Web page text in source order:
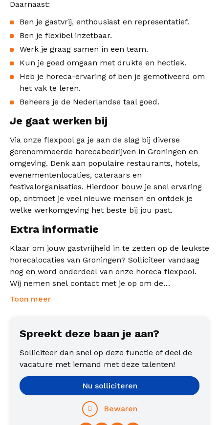
Daarnaast:
Ben je gastvrij, enthousiast en representatief.
Ben je flexibel inzetbaar.
Werk je graag samen in een team.
Kun je goed omgaan met drukte en hectiek.
Heb je horeca-ervaring of ben je gemotiveerd om
het vak te leren.
Beheers je de Nederlandse taal goed.
Je gaat werken bij
Via onze flexpool ga je aan de slag bij diverse
gerenommeerde horecabedrijven in Groningen en
omgeving. Denk aan populaire restaurants, hotels,
evenementenlocaties, cateraars en
festivalorganisaties. Hierdoor bouw je snel ervaring
op, ontmoet je veel nieuwe mensen en ontdek je
welke werkomgeving het beste bij jou past.
Extra informatie
Klaar om jouw gastvrijheid in te zetten op de leukste
horecalocaties van Groningen? Solliciteer vandaag
nog en word onderdeel van onze horeca flexpool.
Wij nemen snel contact met je op om de
mogelijkheden te bespreken.
Toon meer
Spreekt deze baan je aan?
Solliciteer dan snel op deze functie of deel de
vacature met iemand met deze talenten!
Nu solliciteren
Bewaren